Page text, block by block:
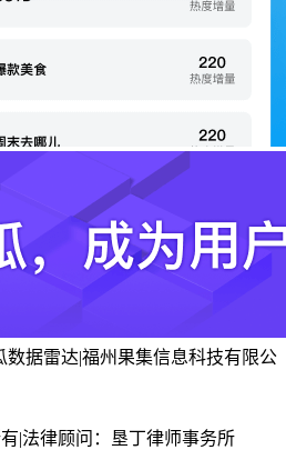
数据雷达|福州果集信息科技有限公
|法律顾问：垦丁律师事务所